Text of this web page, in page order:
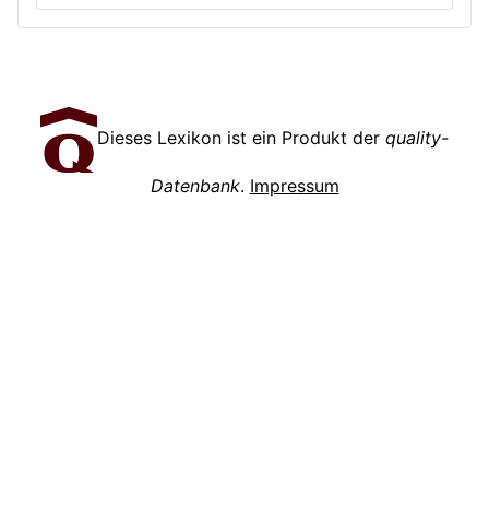
Dieses Lexikon ist ein Produkt der quality-
Datenbank. Impressum